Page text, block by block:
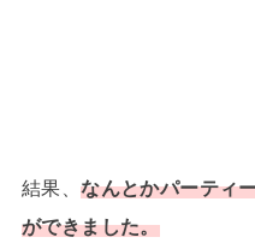
結果、なんとかパーティ
ができました。